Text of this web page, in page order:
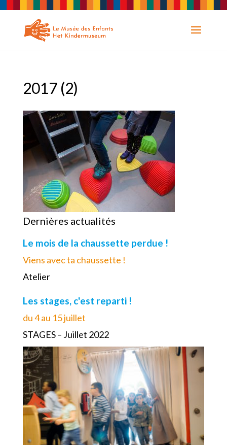
2017 (2)
Dernières actualités
Le mois de la chaussette perdue !
Viens avec ta chaussette !
Atelier
Les stages, c'est reparti !
du 4 au 15 juillet
STAGES – Juillet 2022